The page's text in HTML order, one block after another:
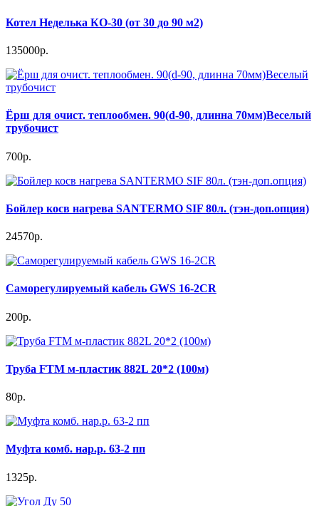
Котел Неделька КО-30 (от 30 до 90 м2)
135000р.
Ёрш для очист. теплообмен. 90(d-90, длинна 70мм)Веселый
трубочист
700р.
Бойлер косв нагрева SANTERMO SIF 80л. (тэн-доп.опция)
24570р.
Саморегулируемый кабель GWS 16-2CR
200р.
Труба FTM м-пластик 882L 20*2 (100м)
80р.
Муфта комб. нар.р. 63-2 пп
1325р.